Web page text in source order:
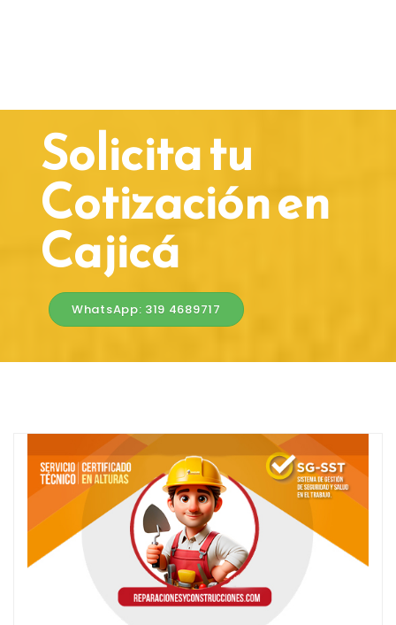
Solicita tu
Cotización en
Cajicá
WhatsApp: 319 4689717